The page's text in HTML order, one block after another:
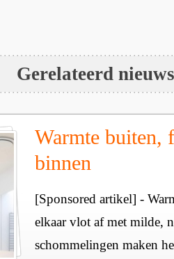
Gerelateerd nieuws
Warmte buiten,
binnen
[Sponsored artikel] -
elkaar vlot af met milde,
schommelingen maken